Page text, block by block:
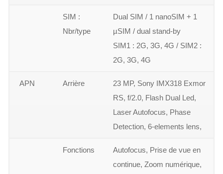
SIM :
Nbr/type
Dual SIM / 1 nanoSIM + 1
µSIM / dual stand-by
SIM1 : 2G, 3G, 4G / SIM2 :
2G, 3G, 4G
APN Arrière
23 MP, Sony IMX318 Exmor
RS, f/2.0, Flash Dual Led,
Laser Autofocus, Phase
Detection, 6-elements lens,
Fonctions
Autofocus, Prise de vue en
continue, Zoom numérique,